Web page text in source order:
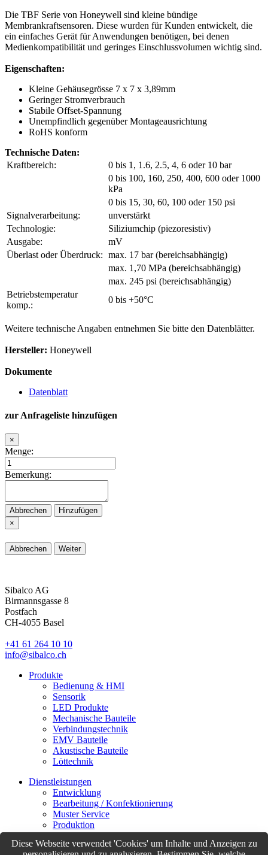
Die TBF Serie von Honeywell sind kleine bündige
Membrankraftsensoren. Diese wurden für Kunden entwickelt, die
ein einfaches Gerät für Anwendungen benötigen, bei denen
Medienkompatibilität und geringes Einschlussvolumen wichtig sind.
Eigenschaften:
Kleine Gehäusegrösse 7 x 7 x 3,89mm
Geringer Stromverbrauch
Stabile Offset-Spannung
Unempfindlich gegenüber Montageausrichtung
RoHS konform
Technische Daten:
Kraftbereich:
0 bis 1, 1.6, 2.5, 4, 6 oder 10 bar
0 bis 100, 160, 250, 400, 600 oder 1000
kPa
0 bis 15, 30, 60, 100 oder 150 psi
Signalverarbeitung:
unverstärkt
Technologie:
Siliziumchip (piezoresistiv)
Ausgabe:
mV
Überlast oder Überdruck: max. 17 bar (bereichsabhängig)
max. 1,70 MPa (bereichsabhängig)
max. 245 psi (bereichsabhängig)
Betriebstemperatur
komp.:
0 bis +50°C
Weitere technische Angaben entnehmen Sie bitte den Datenblätter.
Hersteller: Honeywell
Dokumente
Datenblatt
zur Anfrageliste hinzufügen
×
Menge:
Bemerkung:
Abbrechen
Hinzufügen
×
Abbrechen Weiter
Sibalco AG
Birmannsgasse 8
Postfach
CH-4055 Basel
+41 61 264 10 10
info@sibalco.ch
Produkte
Bedienung & HMI
Sensorik
LED Produkte
Mechanische Bauteile
Verbindungstechnik
EMV Bauteile
Akustische Bauteile
Löttechnik
Dienstleistungen
Entwicklung
Bearbeitung / Konfektionierung
Muster Service
Produktion
Logistik
Customer Support
Diese Webseite verwendet 'Cookies' um Inhalte und Anzeigen zu